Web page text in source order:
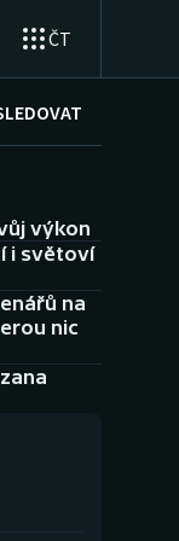
ČT
výkon
i světoví
na
nic